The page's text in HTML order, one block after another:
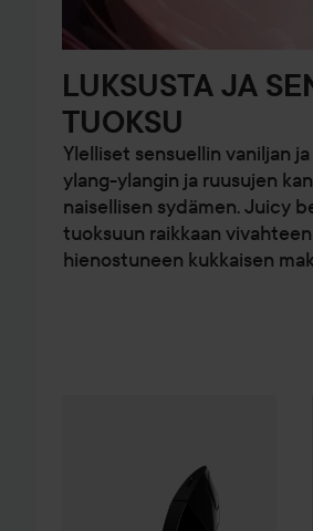
LUKSUSTA JA
TUOKSU
Ylelliset sensuellin vaniljan
ylang-ylangin ja ruusujen
naisellisen sydämen. Juicy
tuoksuun raikkaan
hienostuneen kukkaisen